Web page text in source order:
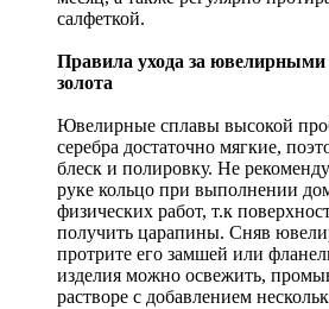
салфеткой.
Правила ухода за ювелирными
золота
Ювелирные сплавы высокой
серебра достаточно мягкие,
блеск и полировку. Не
руке кольцо при выполнении
физических работ, т.к
получить царапины. Сняв
протрите его замшей или
изделия можно освежить,
растворе с добавлением